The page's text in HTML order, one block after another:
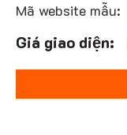
Mã website mẫu: